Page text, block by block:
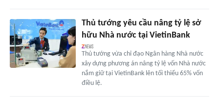
Thủ tướng yêu cầu nâng tỷ lệ sở
hữu Nhà nước tại VietinBank
Thủ tướng vừa chỉ đạo Ngân hàng Nhà nước
xây dựng phương án nâng tỷ lệ vốn Nhà nước
nắm giữ tại VietinBank lên tối thiểu 65% vốn
điều lệ.